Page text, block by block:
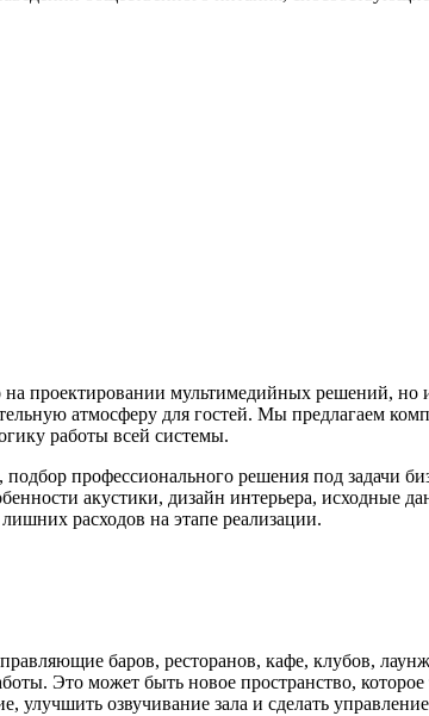
проектировании мультимедийных решений, но
атмосферу для гостей. Мы предлагаем
работы всей системы.
подбор профессионального решения под
акустики, дизайн интерьера, исходные
расходов на этапе реализации.
баров, ресторанов, кафе, клубов,
Это может быть новое пространство,
улучшить озвучивание зала и сделать